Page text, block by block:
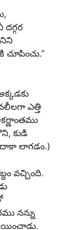
చూపించు.”
ఎత్తి
కుడి
దాకా లాగడం.)
వచ్చింది.
నన్ను